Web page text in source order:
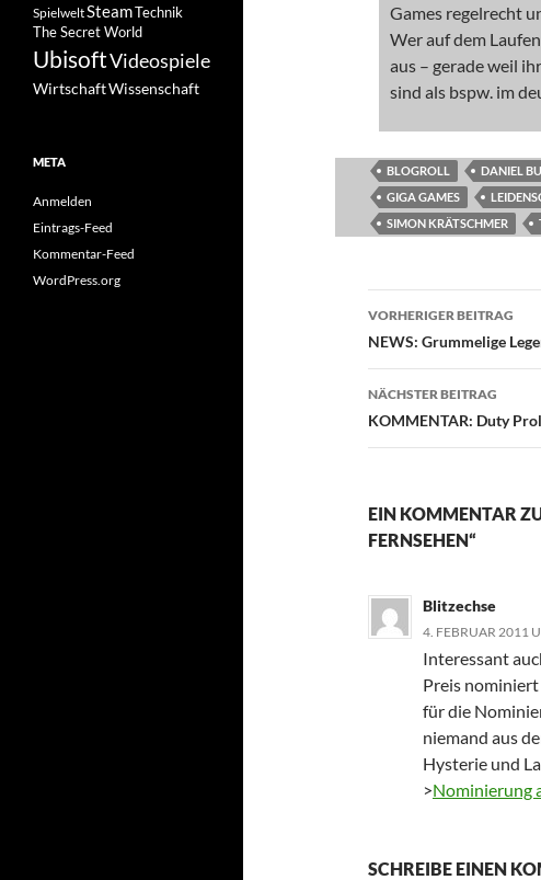
Games regelrecht
Wer auf dem
aus – gerade weil
sind als bspw. im
BLOGROLL DANIEL
GIGA GAMES
SIMON KRÄTSCHMER
VORHERIGER BEITRAG
NEWS: Grummelige
NÄCHSTER BEITRAG
KOMMENTAR: Duty
EIN KOMMENTAR
FERNSEHEN“
Blitzechse
4. FEBRUAR 2011
Interessant
Preis
für die
niemand aus
Hysterie und
>Nominierung
SCHREIBE EINEN
SpielweltSteamTechnik
The Secret World
UbisoftVideospiele
WirtschaftWissenschaft
META
Anmelden
Eintrags-Feed
Kommentar-Feed
WordPress.org